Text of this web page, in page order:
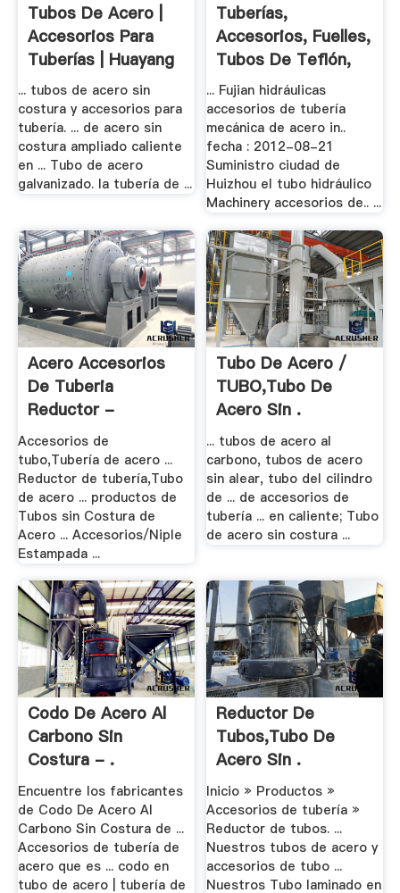
Tubos De Acero |
Accesorios Para
Tuberías | Huayang
... tubos de acero sin
costura y accesorios para
tubería. ... de acero sin
costura ampliado caliente
en ... Tubo de acero
galvanizado. la tubería de ...
Tuberías,
Accesorios, Fuelles,
Tubos De Teflón,
De Acero Sin ...
... Fujian hidráulicas
accesorios de tubería
mecánica de acero in..
fecha : 2012-08-21
Suministro ciudad de
Huizhou el tubo hidráulico
Machinery accesorios de.. ...
Acero Accesorios
De Tuberia
Reductor -
Millccc.xyz
Accesorios de
tubo,Tubería de acero ...
Reductor de tubería,Tubo
de acero ... productos de
Tubos sin Costura de
Acero ... Accesorios/Niple
Estampada ...
Tubo De Acero /
TUBO,Tubo De
Acero Sin .
... tubos de acero al
carbono, tubos de acero
sin alear, tubo del cilindro
de ... de accesorios de
tubería ... en caliente; Tubo
de acero sin costura ...
Codo De Acero Al
Carbono Sin
Costura - .
Encuentre los fabricantes
de Codo De Acero Al
Carbono Sin Costura de ...
Accesorios de tubería de
acero que es ... codo en
tubo de acero | tubería de
Reductor De
Tubos,Tubo De
Acero Sin .
Inicio » Productos »
Accesorios de tubería »
Reductor de tubos. ...
Nuestros tubos de acero y
accesorios de tubo ...
Nuestros Tubo laminado en